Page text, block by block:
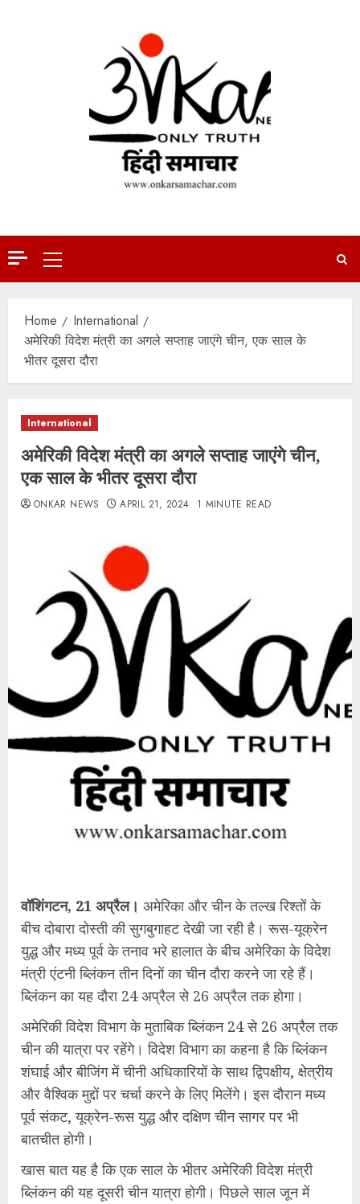
Primary
Menu
Home
International
अमेरिकी विदेश मंत्री का अगले सप्ताह जाएंगे चीन, एक साल के
भीतर दूसरा दौरा
International
अमेरिकी विदेश मंत्री का अगले सप्ताह जाएंगे चीन,
एक साल के भीतर दूसरा दौरा
ONKAR NEWS APRIL 21, 2024 1 MINUTE READ
वॉशिंगटन, 21 अप्रैल। अमेरिका और चीन के तल्ख रिश्तों के
बीच दोबारा दोस्ती की सुगबुगाहट देखी जा रही है। रूस-यूक्रेन
युद्ध और मध्य पूर्व के तनाव भरे हालात के बीच अमेरिका के विदेश
मंत्री एंटनी ब्लिंकन तीन दिनों का चीन दौरा करने जा रहे हैं।
ब्लिंकन का यह दौरा 24 अप्रैल से 26 अप्रैल तक होगा।
अमेरिकी विदेश विभाग के मुताबिक ब्लिंकन 24 से 26 अप्रैल तक
चीन की यात्रा पर रहेंगे। विदेश विभाग का कहना है कि ब्लिंकन
शंघाई और बीजिंग में चीनी अधिकारियों के साथ द्विपक्षीय, क्षेत्रीय
और वैश्विक मुद्दों पर चर्चा करने के लिए मिलेंगे। इस दौरान मध्य
पूर्व संकट, यूक्रेन-रूस युद्ध और दक्षिण चीन सागर पर भी
बातचीत होगी।
खास बात यह है कि एक साल के भीतर अमेरिकी विदेश मंत्री
ब्लिंकन की यह दूसरी चीन यात्रा होगी। पिछले साल जून में